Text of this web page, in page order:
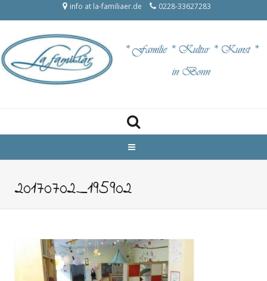
info at la-familiaer.de 0228-33627283
20170702_195902